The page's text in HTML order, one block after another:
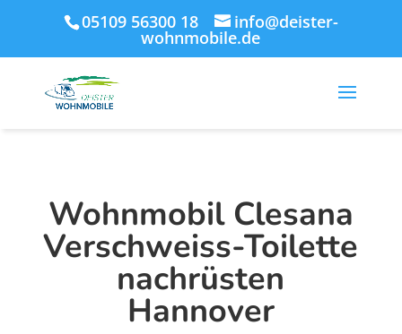
05109 56300 18 info@deister-
wohnmobile.de
Wohnmobil Clesana
Verschweiss-Toilette
nachrüsten
Hannover